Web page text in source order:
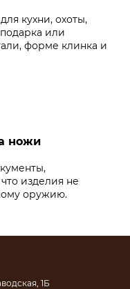
кухни, охоты,
или
форме клинка и
ножи
изделия не
оружию.
1Б